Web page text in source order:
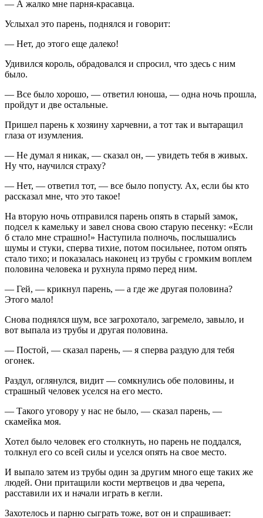
— А жалко мне парня-красавца.
Услыхал это парень, поднялся и говорит:
— Нет, до этого еще далеко!
Удивился король, обрадовался и спросил, что здесь с ним
было.
— Все было хорошо, — ответил юноша, — одна ночь прошла,
пройдут и две остальные.
Пришел парень к хозяину харчевни, а тот так и вытаращил
глаза от изумления.
— Не думал я никак, — сказал он, — увидеть тебя в живых.
Ну что, научился страху?
— Нет, — ответил тот, — все было попусту. Ах, если бы кто
рассказал мне, что это такое!
На вторую ночь отправился парень опять в старый замок,
подсел к камельку и завел снова свою старую песенку: «Если
б стало мне страшно!» Наступила полночь, послышались
шумы и стуки, сперва тихие, потом посильнее, потом опять
стало тихо; и показалась наконец из трубы с громким воплем
половина человека и рухнула прямо перед ним.
— Гей, — крикнул парень, — а где же другая половина?
Этого мало!
Снова поднялся шум, все загрохотало, загремело, завыло, и
вот выпала из трубы и другая половина.
— Постой, — сказал парень, — я сперва раздую для тебя
огонек.
Раздул, оглянулся, видит — сомкнулись обе половины, и
страшный человек уселся на его место.
— Такого уговору у нас не было, — сказал парень, —
скамейка моя.
Хотел было человек его столкнуть, но парень не поддался,
толкнул его со всей силы и уселся опять на свое место.
И выпало затем из трубы один за другим много еще таких же
людей. Они притащили кости мертвецов и два черепа,
расставили их и начали играть в кегли.
Захотелось и парню сыграть тоже, вот он и спрашивает: